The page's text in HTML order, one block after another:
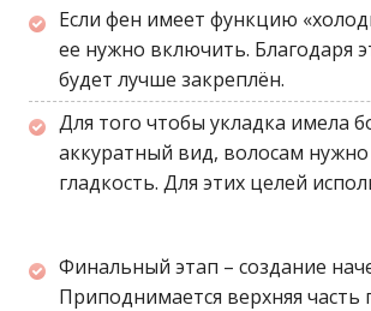
Если фен имеет функцию
ее нужно включить. Благодаря
будет лучше закреплён.
Для того чтобы укладка имела
аккуратный вид, волосам
гладкость. Для этих целей
Финальный этап – создание
Приподнимается верхняя часть